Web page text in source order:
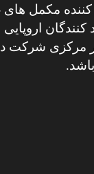
مکمل
اروپایی
مرکزی